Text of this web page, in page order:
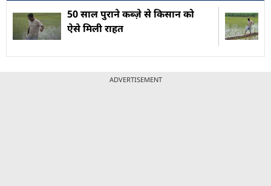
50 साल पुराने कब्ज़े से किसान को
ऐसे मिली राहत
ADVERTISEMENT